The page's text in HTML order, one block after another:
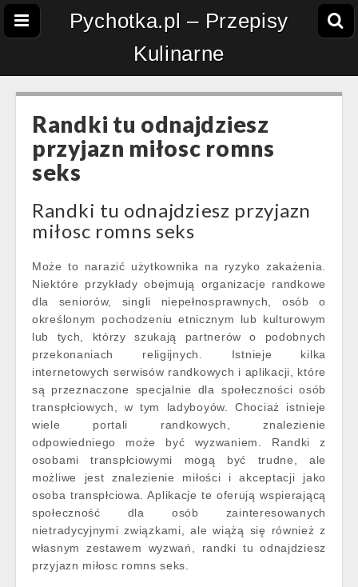
Pychotka.pl – Przepisy
Kulinarne
Randki tu odnajdziesz
przyjazn miłosc romns
seks
Randki tu odnajdziesz przyjazn
miłosc romns seks
Może to narazić użytkownika na ryzyko zakażenia.
Niektóre przykłady obejmują organizacje randkowe
dla seniorów, singli niepełnosprawnych, osób o
określonym pochodzeniu etnicznym lub kulturowym
lub tych, którzy szukają partnerów o podobnych
przekonaniach religijnych. Istnieje kilka
internetowych serwisów randkowych i aplikacji, które
są przeznaczone specjalnie dla społeczności osób
transpłciowych, w tym ladyboyów. Chociaż istnieje
wiele portali randkowych, znalezienie
odpowiedniego może być wyzwaniem. Randki z
osobami transpłciowymi mogą być trudne, ale
możliwe jest znalezienie miłości i akceptacji jako
osoba transpłciowa. Aplikacje te oferują wspierającą
społeczność dla osób zainteresowanych
nietradycyjnymi związkami, ale wiążą się również z
własnym zestawem wyzwań, randki tu odnajdziesz
przyjazn miłosc romns seks.